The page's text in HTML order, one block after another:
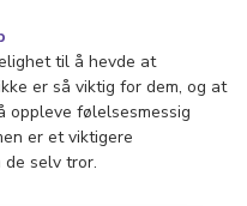
til å hevde at
er så viktig for dem, og at
oppleve følelsesmessig
er et viktigere
de selv tror.